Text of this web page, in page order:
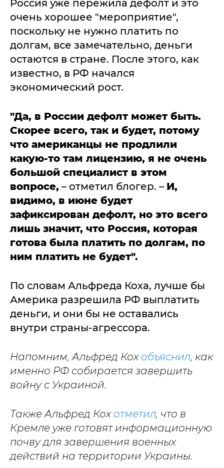
Россия уже пережила дефолт и это
очень хорошее "мероприятие",
поскольку не нужно платить по
долгам, все замечательно, деньги
остаются в стране. После этого, как
известно, в РФ начался
экономический рост.
"Да, в России дефолт может быть.
Скорее всего, так и будет, потому
что американцы не продлили
какую-то там лицензию, я не очень
большой специалист в этом
вопросе, – отметил блогер. – И,
видимо, в июне будет
зафиксирован дефолт, но это всего
лишь значит, что Россия, которая
готова была платить по долгам, по
ним платить не будет".
По словам Альфреда Коха, лучше бы
Америка разрешила РФ выплатить
деньги, и они бы не оставались
внутри страны-агрессора.
Напомним, Альфред Кох объяснил, как
именно РФ собирается завершить
войну с Украиной.
Также Альфред Кох отметил, что в
Кремле уже готовят информационную
почву для завершения военных
действий на территории Украины.